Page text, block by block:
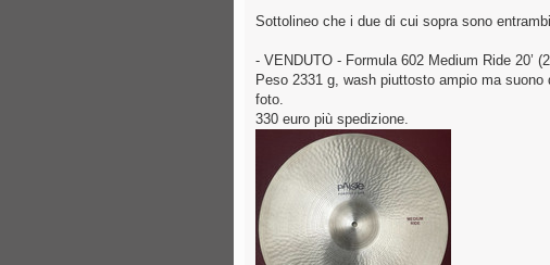
Sottolineo che i due di cui sopra sono
- VENDUTO - Formula 602 Medium Ride 20’
Peso 2331 g, wash piuttosto ampio ma
foto.
330 euro più spedizione.